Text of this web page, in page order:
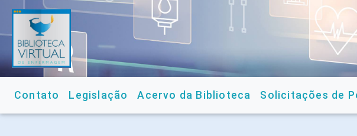
Contato Legislação Acervo da Biblioteca Solicitações de